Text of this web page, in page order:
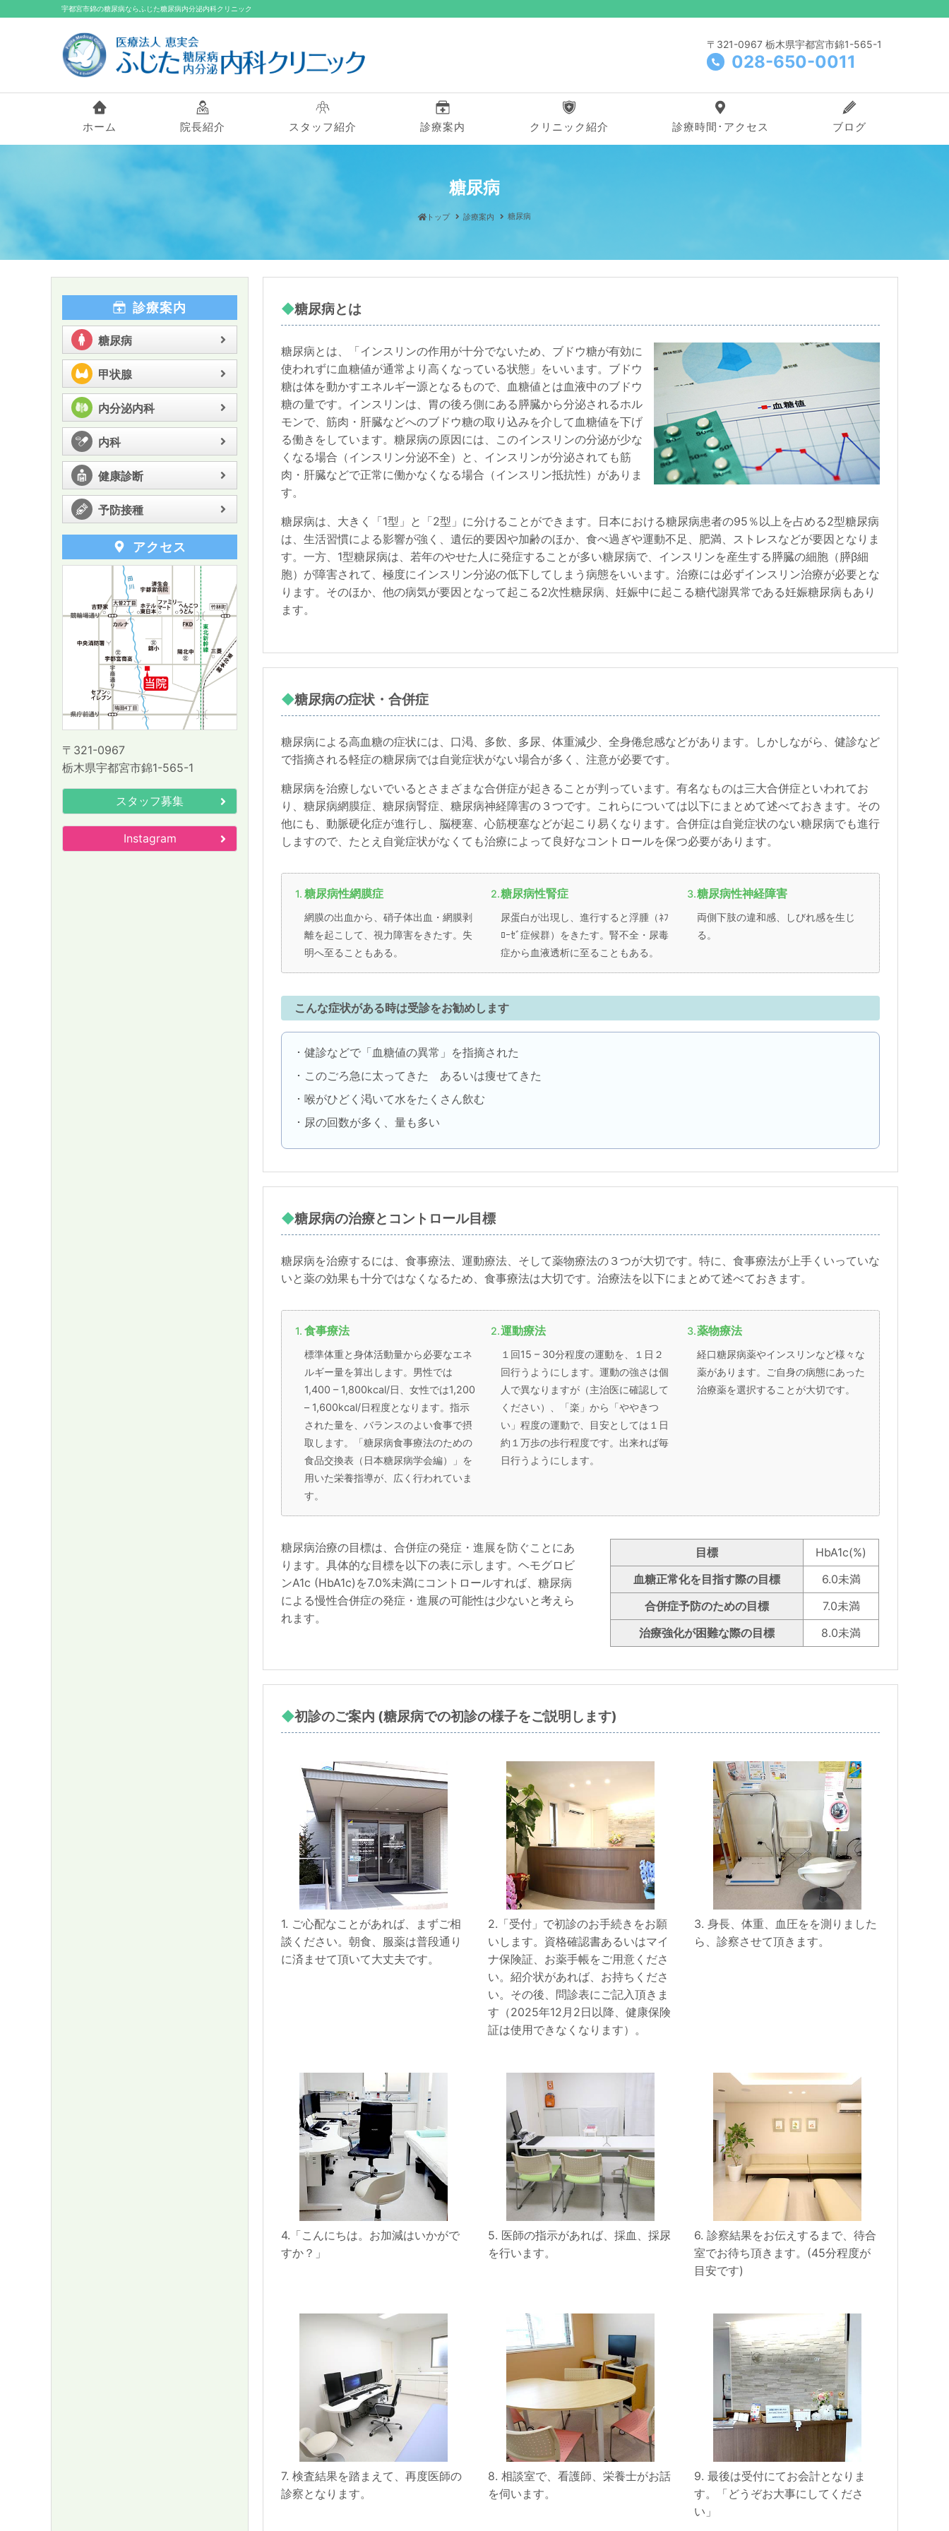
宇都宮市錦の糖尿病ならふじた糖尿病内分泌内科クリニック
〒321-0967 栃木県宇都宮市錦1-565-1
028-650-0011
ホーム 院長紹介 スタッフ紹介 診療案内 クリニック紹介 診療時間･アクセス ブログ
糖尿病
トップ 診療案内 糖尿病
糖尿病とは
糖尿病とは、「インスリンの作用が十分でないため、ブドウ糖が有効に
使われずに血糖値が通常より高くなっている状態」をいいます。ブドウ
糖は体を動かすエネルギー源となるもので、血糖値とは血液中のブドウ
糖の量です。インスリンは、胃の後ろ側にある膵臓から分泌されるホル
モンで、筋肉・肝臓などへのブドウ糖の取り込みを介して血糖値を下げ
る働きをしています。糖尿病の原因には、このインスリンの分泌が少な
くなる場合（インスリン分泌不全）と、インスリンが分泌されても筋
肉・肝臓などで正常に働かなくなる場合（インスリン抵抗性）がありま
す。
糖尿病は、大きく「1型」と「2型」に分けることができます。日本における糖尿病患者の95％以上を占める2型糖尿病
は、生活習慣による影響が強く、遺伝的要因や加齢のほか、食べ過ぎや運動不足、肥満、ストレスなどが要因となりま
す。一方、1型糖尿病は、若年のやせた人に発症することが多い糖尿病で、インスリンを産生する膵臓の細胞（膵β細
胞）が障害されて、極度にインスリン分泌の低下してしまう病態をいいます。治療には必ずインスリン治療が必要とな
ります。そのほか、他の病気が要因となって起こる2次性糖尿病、妊娠中に起こる糖代謝異常である妊娠糖尿病もあり
ます。
糖尿病の症状・合併症
糖尿病による高血糖の症状には、口渇、多飲、多尿、体重減少、全身倦怠感などがあります。しかしながら、健診など
で指摘される軽症の糖尿病では自覚症状がない場合が多く、注意が必要です。
糖尿病を治療しないでいるとさまざまな合併症が起きることが判っています。有名なものは三大合併症といわれてお
り、糖尿病網膜症、糖尿病腎症、糖尿病神経障害の３つです。これらについては以下にまとめて述べておきます。その
他にも、動脈硬化症が進行し、脳梗塞、心筋梗塞などが起こり易くなります。合併症は自覚症状のない糖尿病でも進行
しますので、たとえ自覚症状がなくても治療によって良好なコントロールを保つ必要があります。
糖尿病性網膜症
網膜の出血から、硝子体出血・網膜剥
離を起こして、視力障害をきたす。失
明へ至ることもある。
糖尿病性腎症
尿蛋白が出現し、進行すると浮腫（ﾈﾌ
ﾛｰｾﾞ症候群）をきたす。腎不全・尿毒
症から血液透析に至ることもある。
糖尿病性神経障害
両側下肢の違和感、しびれ感を生じ
る。
こんな症状がある時は受診をお勧めします
健診などで「血糖値の異常」を指摘された
このごろ急に太ってきた あるいは痩せてきた
喉がひどく渇いて水をたくさん飲む
尿の回数が多く、量も多い
糖尿病の治療とコントロール目標
糖尿病を治療するには、食事療法、運動療法、そして薬物療法の３つが大切です。特に、食事療法が上手くいっていな
いと薬の効果も十分ではなくなるため、食事療法は大切です。治療法を以下にまとめて述べておきます。
食事療法
標準体重と身体活動量から必要なエネ
ルギー量を算出します。男性では
1,400 – 1,800kcal/日、女性では1,200
– 1,600kcal/日程度となります。指示
された量を、バランスのよい食事で摂
取します。「糖尿病食事療法のための
食品交換表（日本糖尿病学会編）」を
用いた栄養指導が、広く行われていま
す。
運動療法
１回15 – 30分程度の運動を、１日２
回行うようにします。運動の強さは個
人で異なりますが（主治医に確認して
ください）、「楽」から「ややきつ
い」程度の運動で、目安としては１日
約１万歩の歩行程度です。出来れば毎
日行うようにします。
薬物療法
経口糖尿病薬やインスリンなど様々な
薬があります。ご自身の病態にあった
治療薬を選択することが大切です。
糖尿病治療の目標は、合併症の発症・進展を防ぐことにあ
ります。具体的な目標を以下の表に示します。ヘモグロビ
ンA1c (HbA1c)を7.0%未満にコントロールすれば、糖尿病
による慢性合併症の発症・進展の可能性は少ないと考えら
れます。
目標
HbA1c(%)
血糖正常化を目指す際の目標
6.0未満
合併症予防のための目標
7.0未満
治療強化が困難な際の目標
8.0未満
初診のご案内 (糖尿病での初診の様子をご説明します)
1. ご心配なことがあれば、まずご相
談ください。朝食、服薬は普段通り
に済ませて頂いて大丈夫です。
2.「受付」で初診のお手続きをお願
いします。資格確認書あるいはマイ
ナ保険証、お薬手帳をご用意くださ
い。紹介状があれば、お持ちくださ
い。その後、問診表にご記入頂きま
す（2025年12月2日以降、健康保険
証は使用できなくなります）。
3. 身長、体重、血圧をを測りました
ら、診察させて頂きます。
4.「こんにちは。お加減はいかがで
すか？」
5. 医師の指示があれば、採血、採尿
を行います。
6. 診察結果をお伝えするまで、待合
室でお待ち頂きます。(45分程度が
目安です)
7. 検査結果を踏まえて、再度医師の
診察となります。
8. 相談室で、看護師、栄養士がお話
を伺います。
9. 最後は受付にてお会計となりま
す。「どうぞお大事にしてくださ
い」
診療案内
糖尿病
甲状腺
内分泌内科
内科
健康診断
予防接種
アクセス
〒321-0967
栃木県宇都宮市錦1-565-1
スタッフ募集
Instagram